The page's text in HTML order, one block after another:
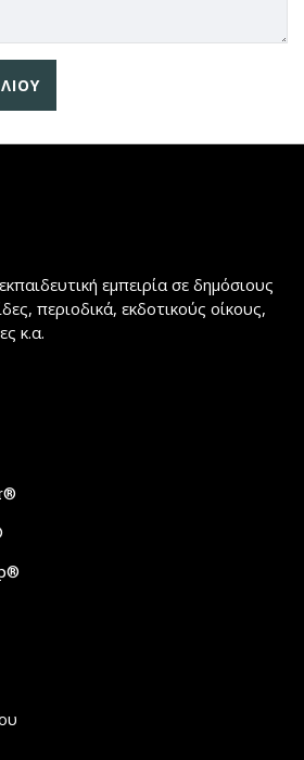
εμπειρία σε δημόσιους
περιοδικά, εκδοτικούς οίκους,
κ.α.